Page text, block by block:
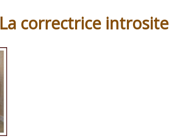
La correctrice introsite